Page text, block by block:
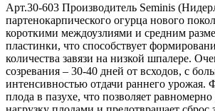
Арт.30-603 Производитель Seminis
партенокарпического огурца нового
короткими междоузлиями и средним
пластинки, что способствует
количества завязи на низкой шпалере.
созревания – 30-40 дней от всходов, с
интенсивностью отдачи раннего урожая.
плода в пазухе, что позволяет